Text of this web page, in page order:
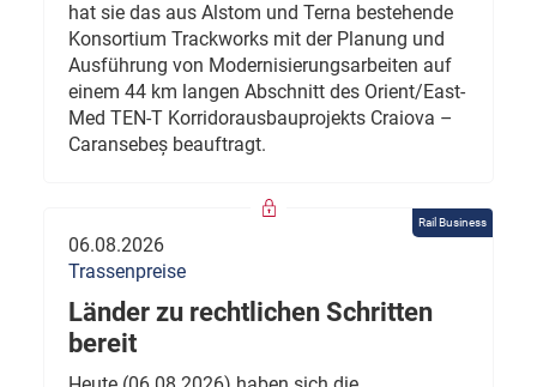
hat sie das aus Alstom und Terna bestehende
Konsortium Trackworks mit der Planung und
Ausführung von Modernisierungsarbeiten auf
einem 44 km langen Abschnitt des Orient/East-
Med TEN-T Korridorausbauprojekts Craiova –
Caransebeș beauftragt.
Rail Business
06.08.2026
Trassenpreise
Länder zu rechtlichen Schritten
bereit